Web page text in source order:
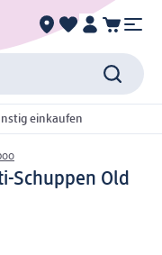
einkaufen
Schuppen Old